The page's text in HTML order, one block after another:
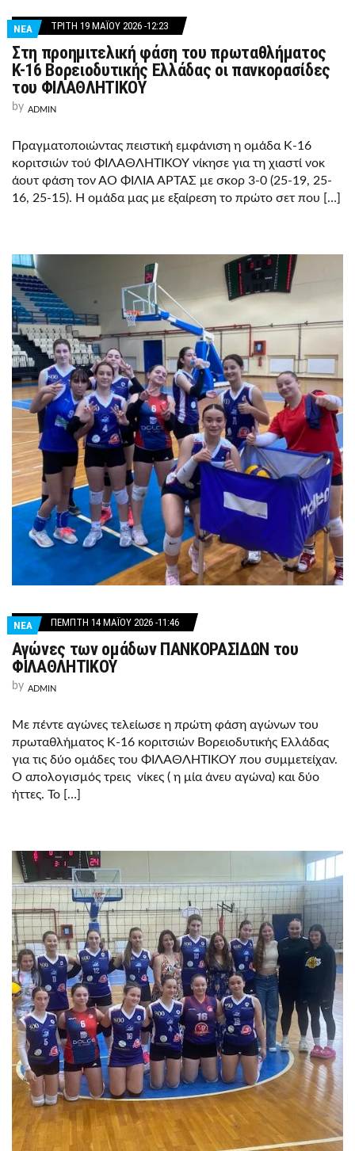
ΝΕΑ ΤΡΊΤΗ 19 ΜΑΪ́ΟΥ 2026 -12:23
Στη προημιτελική φάση του πρωταθλήματος
Κ-16 Βορειοδυτικής Ελλάδας οι πανκορασίδες
του ΦΙΛΑΘΛΗΤΙΚΟΥ
by ADMIN
Πραγματοποιώντας πειστική εμφάνιση η ομάδα Κ-16
κοριτσιών τού ΦΙΛΑΘΛΗΤΙΚΟΥ νίκησε για τη χιαστί νοκ
άουτ φάση τον ΑΟ ΦΙΛΙΑ ΑΡΤΑΣ με σκορ 3-0 (25-19, 25-
16, 25-15). Η ομάδα μας με εξαίρεση το πρώτο σετ που […]
ΝΕΑ ΠΈΜΠΤΗ 14 ΜΑΪ́ΟΥ 2026 -11:46
Αγώνες των ομάδων ΠΑΝΚΟΡΑΣΙΔΩΝ του
ΦΙΛΑΘΛΗΤΙΚΟΥ
by ADMIN
Με πέντε αγώνες τελείωσε η πρώτη φάση αγώνων του
πρωταθλήματος Κ-16 κοριτσιών Βορειοδυτικής Ελλάδας
για τις δύο ομάδες του ΦΙΛΑΘΛΗΤΙΚΟΥ που συμμετείχαν.
Ο απολογισμός τρεις νίκες ( η μία άνευ αγώνα) και δύο
ήττες. Το […]